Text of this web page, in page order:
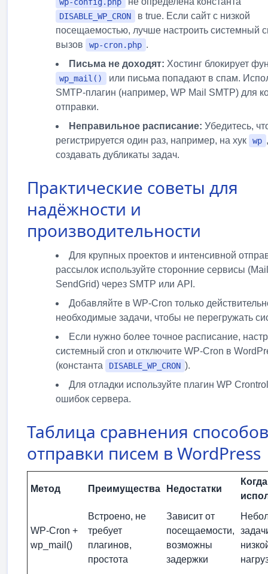
DISABLE_WP_CRON
в true. Если сайт с низкой
посещаемостью, лучше настроить системный
вызов
wp-cron.php .
Письма не доходят: Хостинг блокирует
wp_mail()
или письма попадают в спам.
SMTP-плагин (например, WP Mail SMTP) для
отправки.
Неправильное расписание: Убедитесь,
регистрируется один раз, например, на хук
wp
создавать дубликаты задач.
Практические советы для
надёжности и
производительности
Для крупных проектов и интенсивной
рассылок используйте сторонние сервисы
SendGrid) через SMTP или API.
Добавляйте в WP-Cron только
необходимые задачи, чтобы не перегружать
Если нужно более точное расписание,
системный cron и отключите WP-Cron в
(константа
DISABLE_WP_CRON ).
Для отладки используйте плагин WP
ошибок сервера.
Таблица сравнения способов
отправки писем в WordPress
Метод Преимущества Недостатки
Когда
WP-Cron +
wp_mail()
Встроено, не
требует
плагинов,
простота
Зависит от
посещаемости,
возможны
задержки